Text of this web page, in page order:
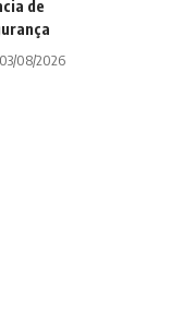
de
08/2026